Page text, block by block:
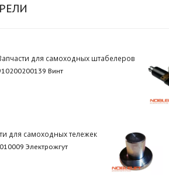
для самоходных штабелеров
Винт
для самоходных тележек
Электрожгут